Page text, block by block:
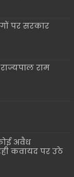
पर सरकार
राम
अवैध
कवायद पर उठे